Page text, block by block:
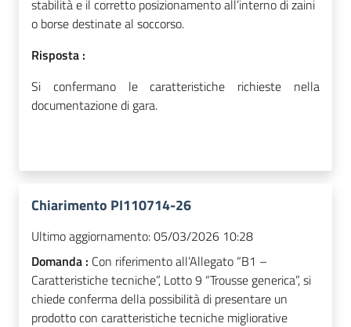
stabilità e il corretto posizionamento all’interno di zaini
o borse destinate al soccorso.
Risposta :
Si confermano le caratteristiche richieste nella
documentazione di gara.
Chiarimento PI110714-26
Ultimo aggiornamento:05/03/2026 10:28
Domanda : Con riferimento all’Allegato “B1 –
Caratteristiche tecniche”, Lotto 9 “Trousse generica”, si
chiede conferma della possibilità di presentare un
prodotto con caratteristiche tecniche migliorative